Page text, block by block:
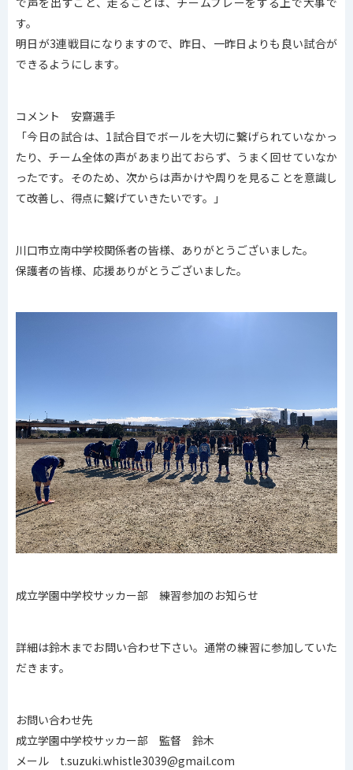
す。
明日が3連戦目になりますので、昨日、一昨日よりも良い試合が
できるようにします。
コメント 安齋選手
「今日の試合は、1試合目でボールを大切に繋げられていなかっ
たり、チーム全体の声があまり出ておらず、うまく回せていなか
ったです。そのため、次からは声かけや周りを見ることを意識し
て改善し、得点に繋げていきたいです。」
川口市立南中学校関係者の皆様、ありがとうございました。
保護者の皆様、応援ありがとうございました。
成立学園中学校サッカー部 練習参加のお知らせ
詳細は鈴木までお問い合わせ下さい。通常の練習に参加していた
だきます。
お問い合わせ先
成立学園中学校サッカー部 監督 鈴木
メール t.suzuki.whistle3039@gmail.com